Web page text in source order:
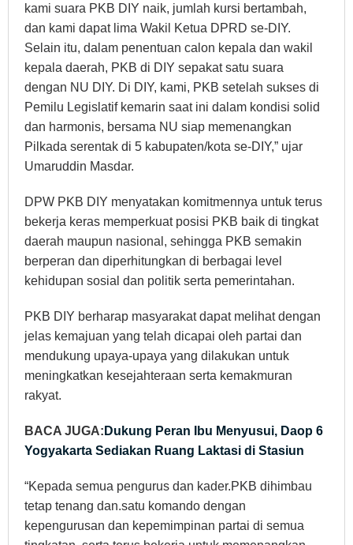
kami suara PKB DIY naik, jumlah kursi bertambah,
dan kami dapat lima Wakil Ketua DPRD se-DIY.
Selain itu, dalam penentuan calon kepala dan wakil
kepala daerah, PKB di DIY sepakat satu suara
dengan NU DIY. Di DIY, kami, PKB setelah sukses di
Pemilu Legislatif kemarin saat ini dalam kondisi solid
dan harmonis, bersama NU siap memenangkan
Pilkada serentak di 5 kabupaten/kota se-DIY,” ujar
Umaruddin Masdar.
DPW PKB DIY menyatakan komitmennya untuk terus
bekerja keras memperkuat posisi PKB baik di tingkat
daerah maupun nasional, sehingga PKB semakin
berperan dan diperhitungkan di berbagai level
kehidupan sosial dan politik serta pemerintahan.
PKB DIY berharap masyarakat dapat melihat dengan
jelas kemajuan yang telah dicapai oleh partai dan
mendukung upaya-upaya yang dilakukan untuk
meningkatkan kesejahteraan serta kemakmuran
rakyat.
BACA JUGA: Dukung Peran Ibu Menyusui, Daop 6
Yogyakarta Sediakan Ruang Laktasi di Stasiun
“Kepada semua pengurus dan kader.PKB dihimbau
tetap tenang dan.satu komando dengan
kepengurusan dan kepemimpinan partai di semua